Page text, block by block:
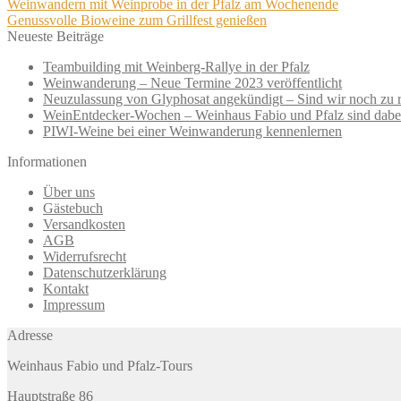
Beitragsnavigation
Vorheriger
Beitrag:
Weinwandern mit Weinprobe in der Pfalz am Wochenende
Nächster
Beitrag:
Genussvolle Bioweine zum Grillfest genießen
Neueste Beiträge
Teambuilding mit Weinberg-Rallye in der Pfalz
Weinwanderung – Neue Termine 2023 veröffentlicht
Neuzulassung von Glyphosat angekündigt – Sind wir noch zu
WeinEntdecker-Wochen – Weinhaus Fabio und Pfalz sind
PIWI-Weine bei einer Weinwanderung kennenlernen
Informationen
Über uns
Gästebuch
Versandkosten
AGB
Widerrufsrecht
Datenschutzerklärung
Kontakt
Impressum
Adresse
Weinhaus Fabio und Pfalz-Tours
Hauptstraße 86